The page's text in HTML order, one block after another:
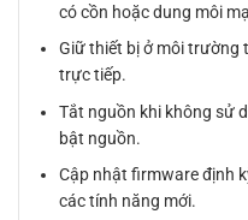
có cồn hoặc dung môi
Giữ thiết bị ở môi trường
trực tiếp.
Tắt nguồn khi không sử
bật nguồn.
Cập nhật firmware định
các tính năng mới.